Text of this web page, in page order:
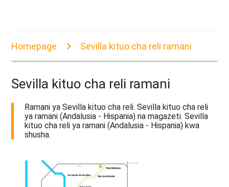
Homepage Sevilla kituo cha reli ramani
Sevilla kituo cha reli ramani
Ramani ya Sevilla kituo cha reli. Sevilla kituo cha reli
ya ramani (Andalusia - Hispania) na magazeti. Sevilla
kituo cha reli ya ramani (Andalusia - Hispania) kwa
shusha.